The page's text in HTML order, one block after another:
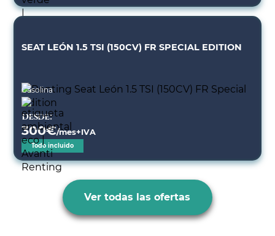
SEAT LEÓN 1.5 TSI (150CV) FR SPECIAL EDITION
Gasolina
Desde:
300€/mes+IVA
Todo incluido
Ver todas las ofertas